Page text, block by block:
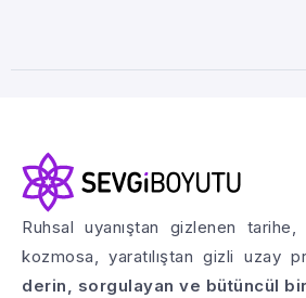
Ruhsal uyanıştan gizlenen tarihe,
kozmosa, yaratılıştan gizli uzay
derin, sorgulayan ve bütüncül